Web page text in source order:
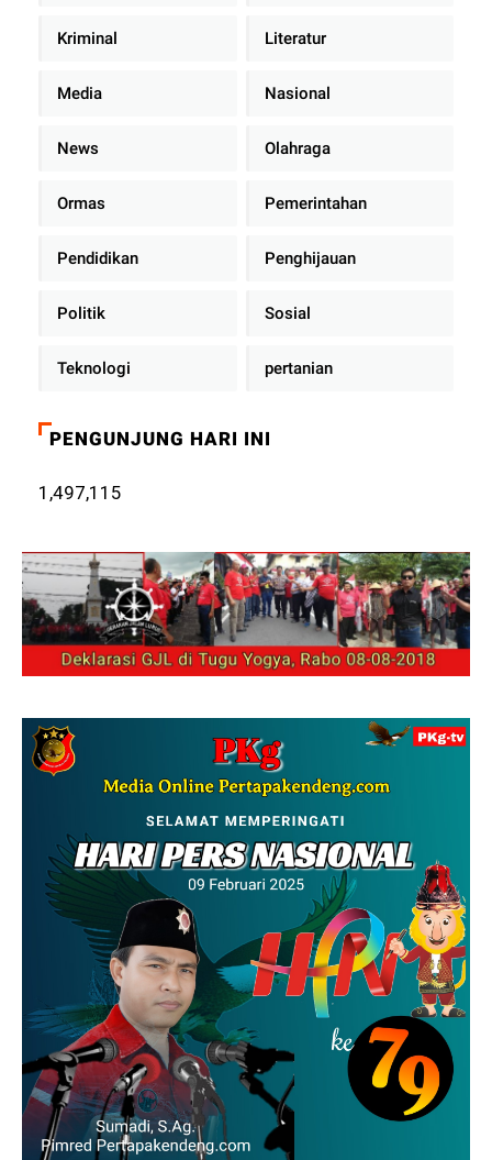
Kriminal Literatur
Media Nasional
News Olahraga
Ormas Pemerintahan
Pendidikan Penghijauan
Politik Sosial
Teknologi pertanian
PENGUNJUNG HARI INI
1,497,115